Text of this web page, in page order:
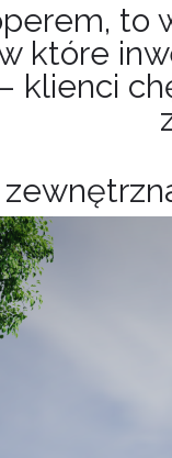
to
które
klienci